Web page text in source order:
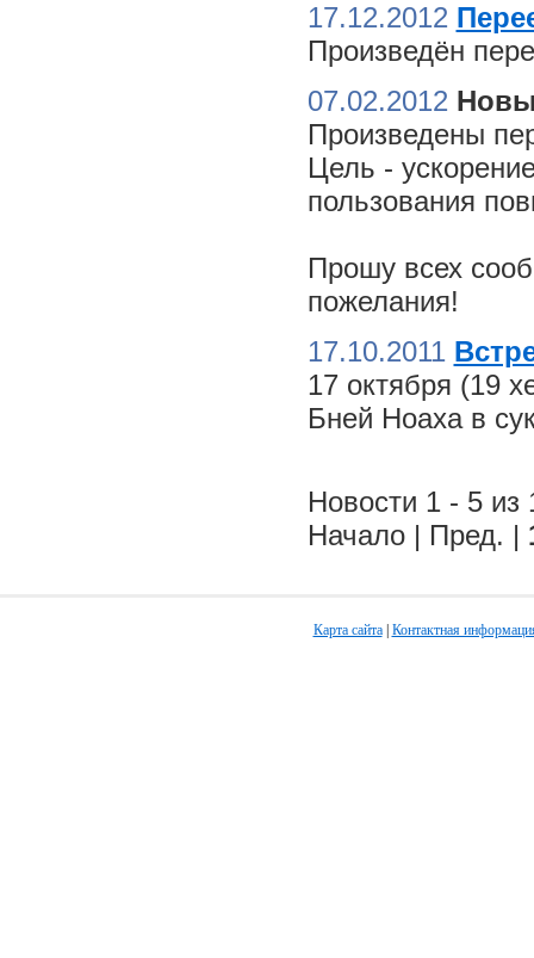
17.12.2012
Произведён
07.02.2012
Произведены
Цель -
пользования
Прошу всех
пожелания!
17.10.2011
17 октября (19
Бней Ноаха в
Новости 1 - 5 из
Начало | Пред. |
Карта сайта| Контактная